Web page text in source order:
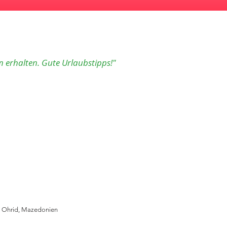
erhalten. Gute Urlaubstipps!"
Ohrid, Mazedonien